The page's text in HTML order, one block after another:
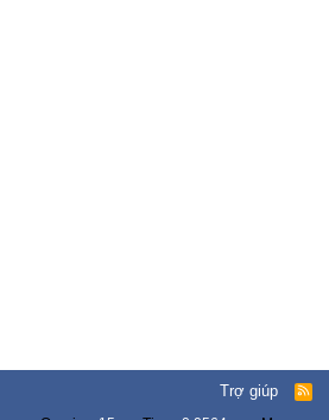
Trợ giúp
R